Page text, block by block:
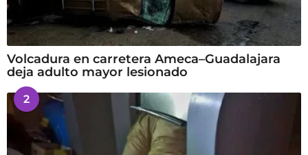
Volcadura en carretera Ameca–Guadalajara
deja adulto mayor lesionado
2